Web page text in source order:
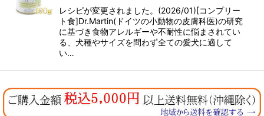
レシピが変更されました。(2026/01)[コンプリー
ト食]Dr.Martin(ドイツの小動物の皮膚科医)の研究
に基づき食物アレルギーや不耐性に悩まされてい
る、犬種やサイズを問わず全ての愛犬に適して
い…